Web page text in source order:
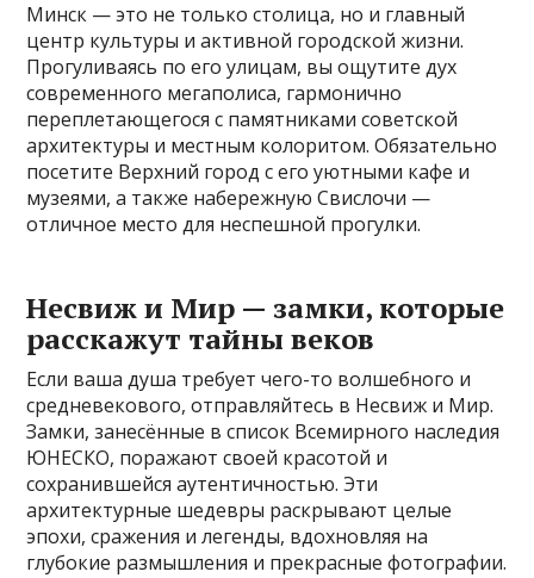
Минск — это не только столица, но и главный
центр культуры и активной городской жизни.
Прогуливаясь по его улицам, вы ощутите дух
современного мегаполиса, гармонично
переплетающегося с памятниками советской
архитектуры и местным колоритом. Обязательно
посетите Верхний город с его уютными кафе и
музеями, а также набережную Свислочи —
отличное место для неспешной прогулки.
Несвиж и Мир — замки, которые
расскажут тайны веков
Если ваша душа требует чего-то волшебного и
средневекового, отправляйтесь в Несвиж и Мир.
Замки, занесённые в список Всемирного наследия
ЮНЕСКО, поражают своей красотой и
сохранившейся аутентичностью. Эти
архитектурные шедевры раскрывают целые
эпохи, сражения и легенды, вдохновляя на
глубокие размышления и прекрасные фотографии.